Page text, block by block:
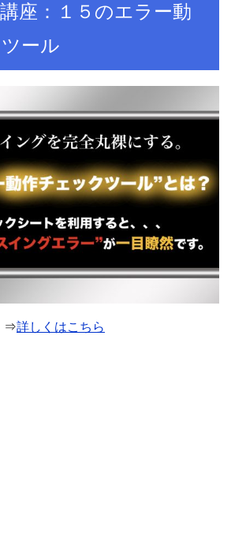
座：１５のエラー動
ール
⇒詳しくはこちら